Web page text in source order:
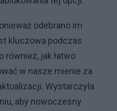
odebrano im
kluczowa podczas
również, jak łatwo
w nasze mienie za
Wystarczyła
aby nowoczesny